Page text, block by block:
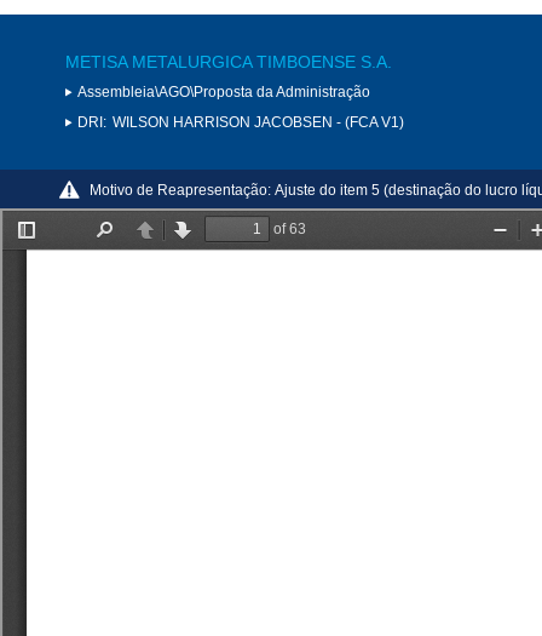
METISA METALURGICA TIMBOENSE S.A.
Assembleia\AGO\Proposta da Administração
DRI: WILSON HARRISON JACOBSEN - (FCA V1)
Motivo de Reapresentação: Ajuste do item 5 (destinação do lucro